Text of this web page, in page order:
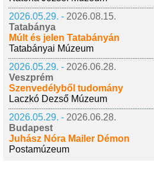
2026.05.29. - 2026.08.15.
Tatabánya
Múlt és jelen Tatabányán
Tatabányai Múzeum
2026.05.29. - 2026.06.28.
Veszprém
Szenvedélyből tudomány
Laczkó Dezső Múzeum
2026.05.29. - 2026.06.28.
Budapest
Juhász Nóra Mailer Démon
Postamúzeum